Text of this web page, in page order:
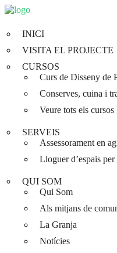
INICI
VISITA EL PROJECTE
CURSOS
Curs de Disseny de
Conserves, cuina i
Veure tots els cursos
SERVEIS
Assessorament en
Lloguer d’espais per
QUI SOM
Qui Som
Als mitjans de
La Granja
Notícies